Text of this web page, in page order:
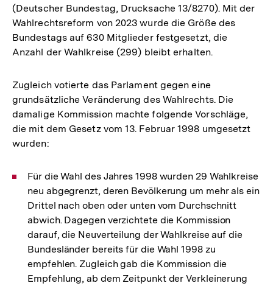
(Deutscher Bundestag, Drucksache 13/8270). Mit der
Wahlrechtsreform von 2023 wurde die Größe des
Bundestags auf 630 Mitglieder festgesetzt, die
Anzahl der Wahlkreise (299) bleibt erhalten.
Zugleich votierte das Parlament gegen eine
grundsätzliche Veränderung des Wahlrechts. Die
damalige Kommission machte folgende Vorschläge,
die mit dem Gesetz vom 13. Februar 1998 umgesetzt
wurden:
Für die Wahl des Jahres 1998 wurden 29 Wahlkreise
neu abgegrenzt, deren Bevölkerung um mehr als ein
Drittel nach oben oder unten vom Durchschnitt
abwich. Dagegen verzichtete die Kommission
darauf, die Neuverteilung der Wahlkreise auf die
Bundesländer bereits für die Wahl 1998 zu
empfehlen. Zugleich gab die Kommission die
Empfehlung, ab dem Zeitpunkt der Verkleinerung